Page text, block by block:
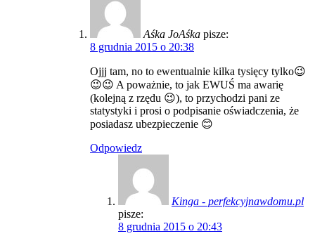
Aśka JoAśka pisze:
8 grudnia 2015 o 20:38
Ojjj tam, no to ewentualnie kilka tysięcy tylko😉
😉😉 A poważnie, to jak EWUŚ ma awarię
(kolejną z rzędu 😉), to przychodzi pani ze
statystyki i prosi o podpisanie oświadczenia, że
posiadasz ubezpieczenie 😊
Odpowiedz
Kinga - perfekcyjnawdomu.pl
pisze:
8 grudnia 2015 o 20:43